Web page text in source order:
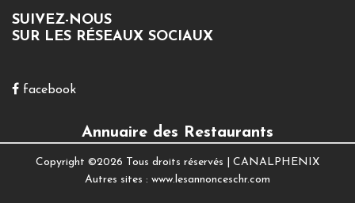
SUIVEZ-NOUS
SUR LES RÉSEAUX SOCIAUX
facebook
Annuaire des Restaurants
Copyright ©2026 Tous droits réservés | CANALPHENIX
Autres sites : www.lesannonceschr.com